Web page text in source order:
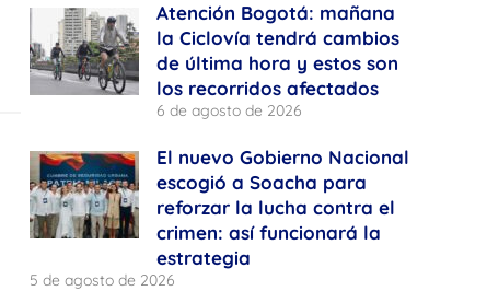
Atención Bogotá: mañana
la Ciclovía tendrá cambios
de última hora y estos son
los recorridos afectados
6 de agosto de 2026
El nuevo Gobierno Nacional
escogió a Soacha para
reforzar la lucha contra el
crimen: así funcionará la
estrategia
5 de agosto de 2026